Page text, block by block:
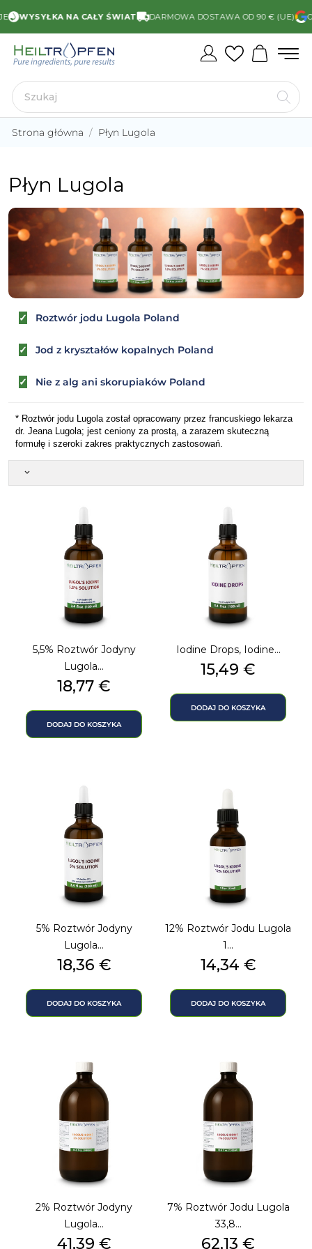
WYSYŁKA NA CAŁY ŚWIAT DARMOWA DOSTAWA OD 90 € (UE)
Strona główna Płyn Lugola
Płyn Lugola
✓ Roztwór jodu Lugola Poland
✓ Jod z kryształów kopalnych Poland
✓ Nie z alg ani skorupiaków Poland
* Roztwór jodu Lugola został opracowany przez francuskiego lekarza
dr. Jeana Lugola; jest ceniony za prostą, a zarazem skuteczną
formułę i szeroki zakres praktycznych zastosowań.
keyboard_arrow_down
5,5% Roztwór Jodyny
Lugola...
Cena
18,77 €
DODAJ DO KOSZYKA
Iodine Drops, Iodine...
Cena
15,49 €
DODAJ DO KOSZYKA
5% Roztwór Jodyny
Lugola...
Cena
18,36 €
DODAJ DO KOSZYKA
12% Roztwór Jodu Lugola
1...
Cena
14,34 €
DODAJ DO KOSZYKA
2% Roztwór Jodyny
Lugola...
Cena
41,39 €
7% Roztwór Jodu Lugola
33,8...
Cena
62,13 €